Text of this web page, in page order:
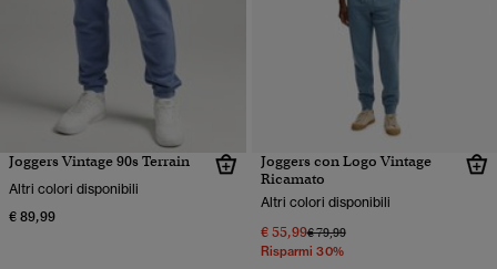
Joggers Vintage 90s Terrain
Altri colori disponibili
€ 89,99
Joggers con Logo Vintage
Ricamato
Altri colori disponibili
€ 55,99Prezzo ridotto da
€ 79,99a
Risparmi 30%